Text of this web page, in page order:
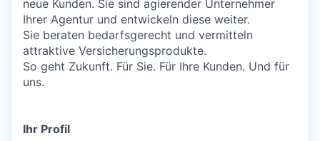
neue Kunden. Sie sind agierender Unternehmer
Ihrer Agentur und entwickeln diese weiter.
Sie beraten bedarfsgerecht und vermitteln
attraktive Versicherungsprodukte.
So geht Zukunft. Für Sie. Für Ihre Kunden. Und für
uns.
Ihr Profil